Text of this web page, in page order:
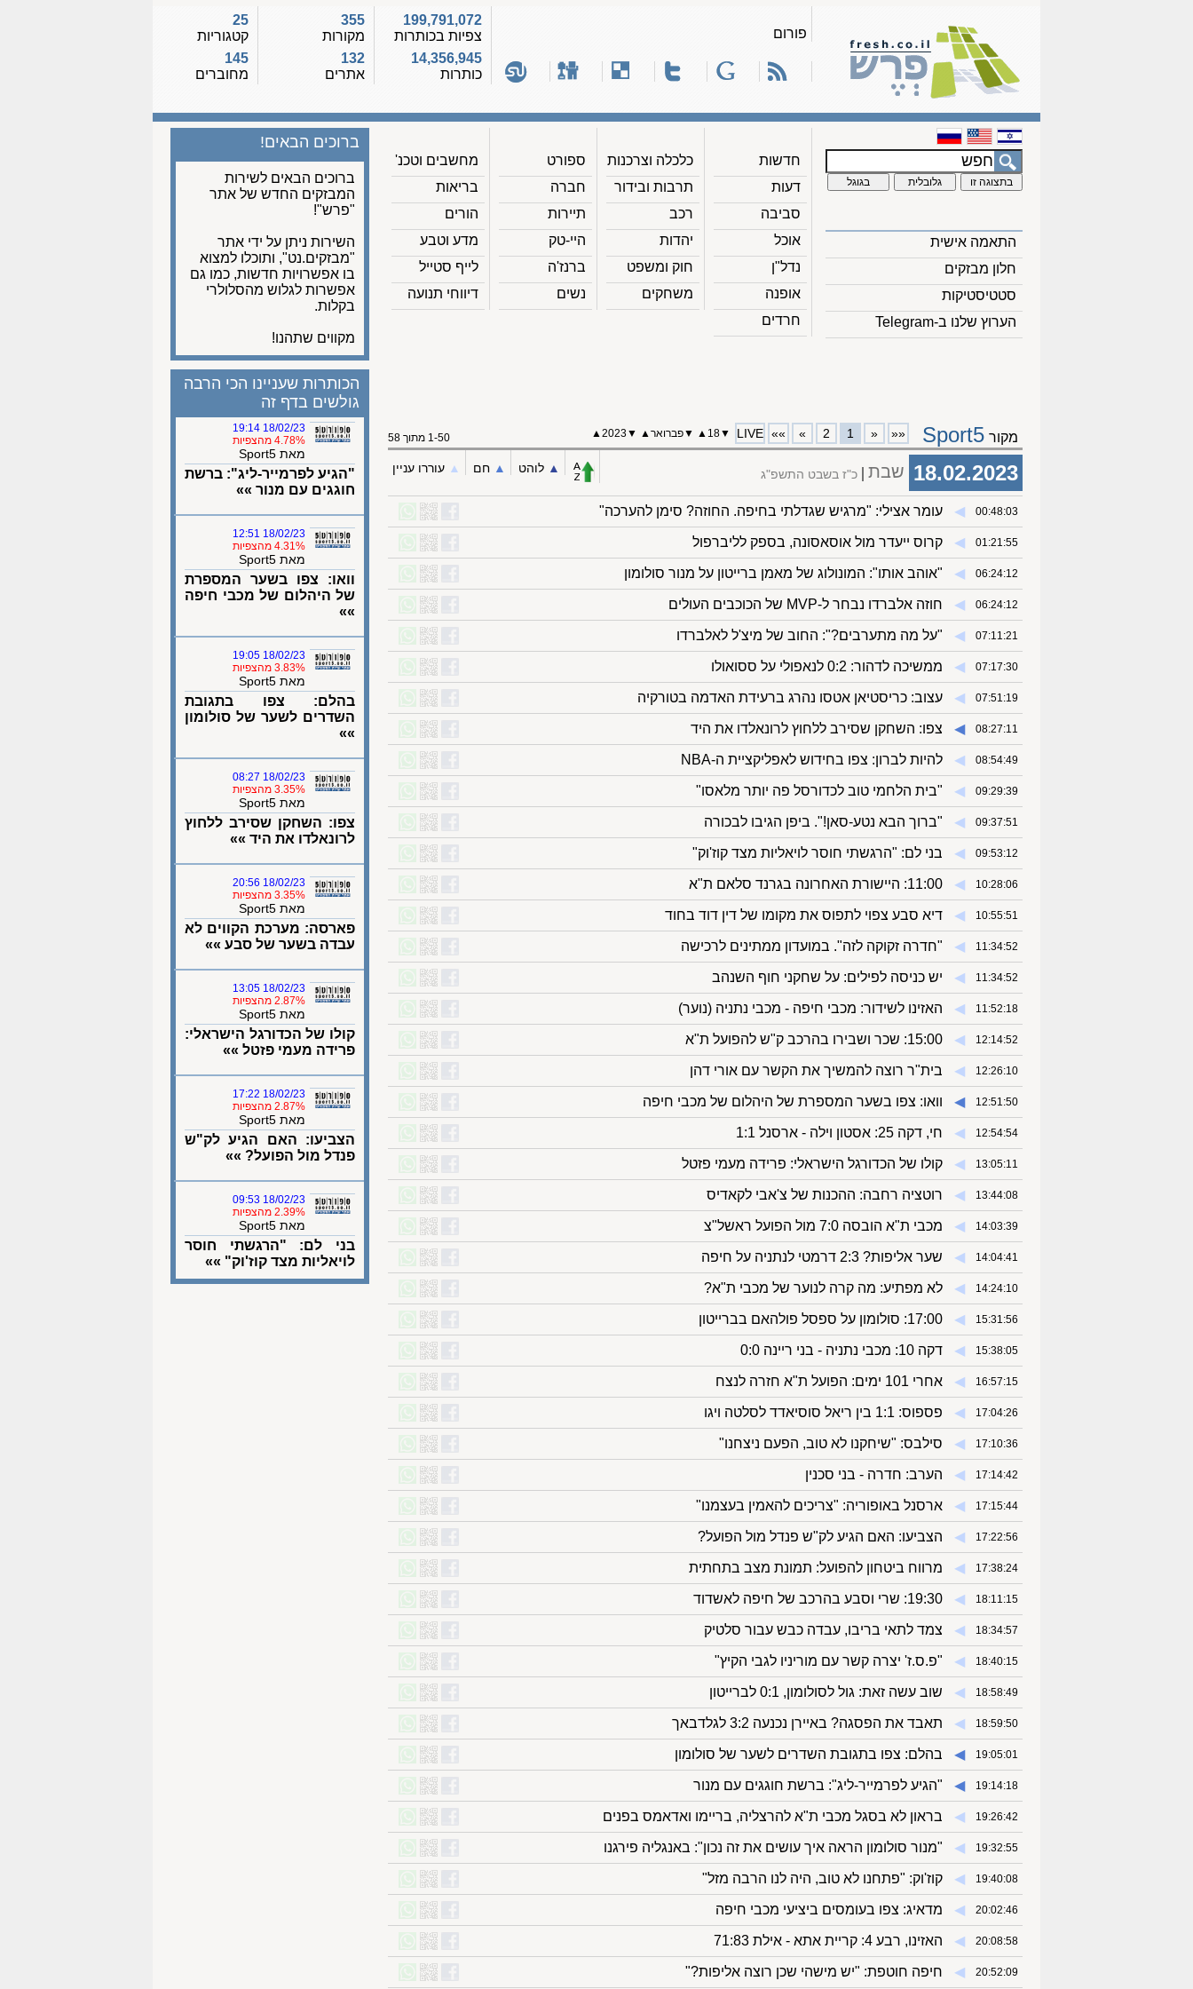
פורום
199,791,072
צפיות בכותרות
14,356,945
כותרות
355
מקורות
132
אתרים
25
קטגוריות
145
מחוברים
התאמה אישית
חלון מבזקים
סטטיסטיקות
הערוץ שלנו ב-Telegram
חדשות
דעות
סביבה
אוכל
נדל"ן
אופנה
חרדים
כלכלה וצרכנות
תרבות ובידור
רכב
יהדות
חוק ומשפט
משחקים
ספורט
חברה
תיירות
היי-טק
ברנז'ה
נשים
מחשבים וטכנ'
בריאות
הורים
מדע וטבע
לייף סטייל
דיווחי תנועה
ברוכים הבאים!
ברוכים הבאים לשירות
המבזקים החדש של אתר
"פרש"!
השירות ניתן על ידי אתר
"מבזקים.נט", ותוכלו למצוא
בו אפשרויות חדשות, כמו גם
אפשרות לגלוש מהסלולרי
בקלות.
מקווים שתהנו!
מקור Sport5
««
«
1
2
»
»»
LIVE
▼
18
▲
▼פברואר▲
▼
2023
▲ 1-50 מתוך 58
18.02.2023 שבת כ"ז בשבט התשפ"ג ▲︎ לוהט ▲︎ חם ▲︎ עוררו עניין
00:48:03
◀︎ עומר אצילי: "מרגיש שגדלתי בחיפה. החוזה? סימן להערכה"
01:21:55
◀︎ קרוס ייעדר מול אוסאסונה, בספק לליברפול
06:24:12
◀︎ "אוהב אותו": המונולוג של מאמן ברייטון על מנור סולומון
06:24:12
◀︎ חוזה אלברדו נבחר ל-MVP של הכוכבים העולים
07:11:21
◀︎ "על מה מתערבים?": החוב של מיצ'ל לאלברדו
07:17:30
◀︎ ממשיכה לדהור: 0:2 לנאפולי על ססואולו
07:51:19
◀︎ עצוב: כריסטיאן אטסו נהרג ברעידת האדמה בטורקיה
08:27:11
◀︎ צפו: השחקן שסירב ללחוץ לרונאלדו את היד
08:54:49
◀︎ להיות לברון: צפו בחידוש לאפליקציית ה-NBA
09:29:39
◀︎ "בית הלחמי טוב לכדורסל פה יותר מלאסו"
09:37:51
◀︎ "ברוך הבא נטע-סאן!". ביפן הגיבו לבכורה
09:53:12
◀︎ בני לם: "הרגשתי חוסר לויאליות מצד קוז'וק"
10:28:06
◀︎ 11:00: היישורת האחרונה בגרנד סלאם ת"א
10:55:51
◀︎ דיא סבע צפוי לתפוס את מקומו של דין דוד בחוד
11:34:52
◀︎ "חדרה זקוקה לזה". במועדון ממתינים לרכישה
11:34:52
◀︎ יש כניסה לפילים: על שחקני חוף השנהב
11:52:18
◀︎ האזינו לשידור: מכבי חיפה - מכבי נתניה (נוער)
12:14:52
◀︎ 15:00: שכר ושבירו בהרכב ק"ש להפועל ת"א
12:26:10
◀︎ בית"ר רוצה להמשיך את הקשר עם אורי דהן
12:51:50
◀︎ וואו: צפו בשער המספרת של היהלום של מכבי חיפה
12:54:54
◀︎ חי, דקה 25: אסטון וילה - ארסנל 1:1
13:05:11
◀︎ קולו של הכדורגל הישראלי: פרידה מעמי פזטל
13:44:08
◀︎ רוטציה רחבה: ההכנות של צ'אבי לקאדיס
14:03:39
◀︎ מכבי ת"א הובסה 7:0 מול הפועל ראשל"צ
14:04:41
◀︎ שער אליפות? 2:3 דרמטי לנתניה על חיפה
14:24:10
◀︎ לא מפתיע: מה קרה לנוער של מכבי ת"א?
15:31:56
◀︎ 17:00: סולומון על ספסל פולהאם בברייטון
15:38:05
◀︎ דקה 10: מכבי נתניה - בני ריינה 0:0
16:57:15
◀︎ אחרי 101 ימים: הפועל ת"א חזרה לנצח
17:04:26
◀︎ פספוס: 1:1 בין ריאל סוסיאדד לסלטה ויגו
17:10:36
◀︎ סילבס: "שיחקנו לא טוב, הפעם ניצחנו"
17:14:42
◀︎ הערב: חדרה - בני סכנין
17:15:44
◀︎ ארסנל באופוריה: "צריכים להאמין בעצמנו"
17:22:56
◀︎ הצביעו: האם הגיע לק"ש פנדל מול הפועל?
17:38:24
◀︎ מרווח ביטחון להפועל: תמונת מצב בתחתית
18:11:15
◀︎ 19:30: שרי וסבע בהרכב של חיפה לאשדוד
18:34:57
◀︎ צמד לתאי בריבו, עבדה כבש עבור סלטיק
18:40:15
◀︎ "פ.ס.ז' יצרה קשר עם מוריניו לגבי הקיץ"
18:58:49
◀︎ שוב עשה זאת: גול לסולומון, 0:1 לברייטון
18:59:50
◀︎ תאבד את הפסגה? באיירן נכנעה 3:2 לגלדבאך
19:05:01
◀︎ בהלם: צפו בתגובת השדרים לשער של סולומון
19:14:18
◀︎ "הגיע לפרמייר-ליג": ברשת חוגגים עם מנור
19:26:42
◀︎ בראון לא בסגל מכבי ת"א להרצליה, בריימו ואדאמס בפנים
19:32:55
◀︎ "מנור סולומון הראה איך עושים את זה נכון": באנגליה פירגנו
19:40:08
◀︎ קוז'וק: "פתחנו לא טוב, היה לנו הרבה מזל"
20:02:46
◀︎ מדאיג: צפו בעומסים ביציעי מכבי חיפה
20:08:58
◀︎ האזינו, רבע 4: קריית אתא - אילת 71:83
20:52:09
◀︎ חיפה חוטפת: "יש מישהי שכן רוצה אליפות?"
הכותרות שעניינו הכי הרבה
גולשים בדף זה
18/02/23 19:14
4.78% מהצפיות
מאת Sport5
"הגיע לפרמייר-ליג": ברשת
חוגגים עם מנור »»
18/02/23 12:51
4.31% מהצפיות
מאת Sport5
וואו: צפו בשער המספרת
של היהלום של מכבי חיפה
»»
18/02/23 19:05
3.83% מהצפיות
מאת Sport5
בהלם: צפו בתגובת
השדרים לשער של סולומון
»»
18/02/23 08:27
3.35% מהצפיות
מאת Sport5
צפו: השחקן שסירב ללחוץ
לרונאלדו את היד »»
18/02/23 20:56
3.35% מהצפיות
מאת Sport5
פארסה: מערכת הקווים לא
עבדה בשער של סבע »»
18/02/23 13:05
2.87% מהצפיות
מאת Sport5
קולו של הכדורגל הישראלי:
פרידה מעמי פזטל »»
18/02/23 17:22
2.87% מהצפיות
מאת Sport5
הצביעו: האם הגיע לק"ש
פנדל מול הפועל? »»
18/02/23 09:53
2.39% מהצפיות
מאת Sport5
בני לם: "הרגשתי חוסר
לויאליות מצד קוז'וק" »»